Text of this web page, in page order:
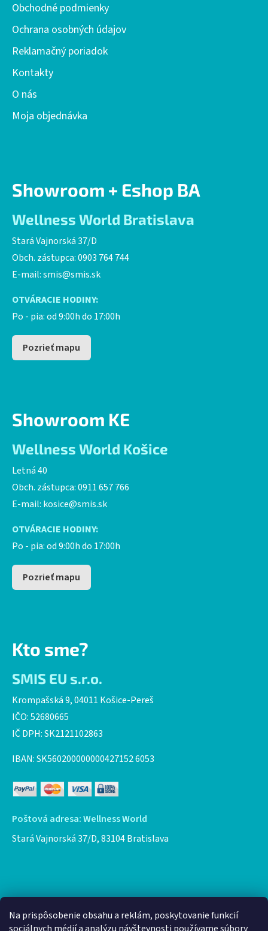
Na prispôsobenie obsahu a reklám, poskytovanie funkcií
Obchodné podmienky
Ochrana osobných údajov
Reklamačný poriadok
Kontakty
O nás
Moja objednávka
Showroom + Eshop BA
Wellness World Bratislava
Stará Vajnorská 37/D
Obch. zástupca: 0903 764 744
E-mail:smis@smis.sk
OTVÁRACIE HODINY:
Po - pia: od 9:00h do 17:00h
Pozrieť mapu
Showroom KE
Wellness World Košice
Letná 40
Obch. zástupca: 0911 657 766
E-mail: kosice@smis.sk
OTVÁRACIE HODINY:
Po - pia: od 9:00h do 17:00h
Pozrieť mapu
Kto sme?
SMIS EU s.r.o.
Krompašská 9, 04011 Košice-Pereš
IČO: 52680665
IČ DPH: SK2121102863
IBAN: SK560200000000427152 6053
Poštová adresa: Wellness World
Stará Vajnorská 37/D, 83104 Bratislava
Facebook